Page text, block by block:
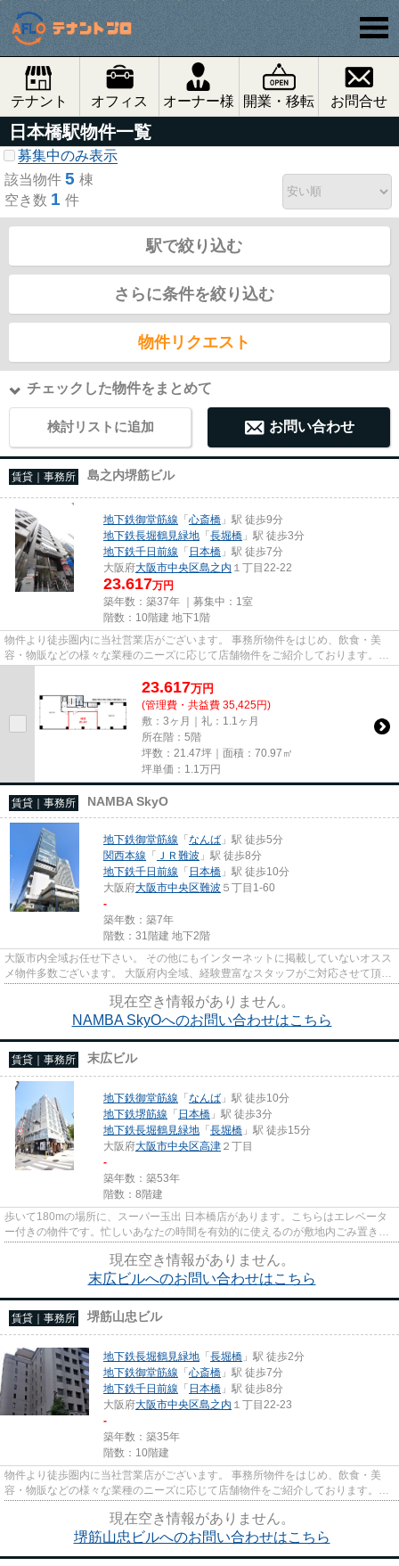
テナント オフィス オーナー様 開業・移転 お問合せ
日本橋駅物件一覧
募集中のみ表示
該当物件 5 棟
空き数 1 件
駅で絞り込む
さらに条件を絞り込む
物件リクエスト
チェックした物件をまとめて
検討リストに追加 お問い合わせ
賃貸｜事務所 島之内堺筋ビル
地下鉄御堂筋線 「心斎橋 」駅 徒歩9分
地下鉄長堀鶴見緑地 「長堀橋 」駅 徒歩3分
地下鉄千日前線 「 日本橋 」駅 徒歩7分
大阪府大阪市中央区島之内 １丁目22-22
23.617万円
築年数：築37年 ｜募集中： 1室
階数：10階建 地下1階
物件より徒歩圏内に当社営業店がございます。 事務所物件をはじめ、飲食・美
容・物販などの様々な業種のニーズに応じて店舗物件をご紹介しております。
尚、弊社ではおとり広告は一切...
23.617万円
(管理費・共益費 35,425円)
敷：3ヶ月｜礼：1.1ヶ月
所在階：5階
坪数：21.47坪｜面積：70.97㎡
坪単価： 1.1 万円
賃貸｜事務所 NAMBA SkyO
地下鉄御堂筋線 「なんば 」駅 徒歩5分
関西本線 「 ＪＲ難波 」駅 徒歩8分
地下鉄千日前線 「 日本橋 」駅 徒歩10分
大阪府大阪市中央区難波 ５丁目1-60
-
築年数：築7年
階数：31階建 地下2階
大阪市内全域お任せ下さい。 その他にもインターネットに掲載していないオスス
メ物件多数ございます。 大阪府内全域、経験豊富なスタッフがご対応させて頂き
ます。 尚、弊社ではおとり...
現在空き情報がありません。
NAMBA SkyOへのお問い合わせはこちら
賃貸｜事務所 末広ビル
地下鉄御堂筋線 「なんば 」駅 徒歩10分
地下鉄堺筋線 「 日本橋 」駅 徒歩3分
地下鉄長堀鶴見緑地 「長堀橋 」駅 徒歩15分
大阪府大阪市中央区高津 ２丁目
-
築年数：築53年
階数：8階建
歩いて180mの場所に、スーパー玉出 日本橋店があります。こちらはエレベータ
ー付きの物件です。忙しいあなたの時間を有効的に使えるのが敷地内ごみ置き場
です。
現在空き情報がありません。
末広ビルへのお問い合わせはこちら
賃貸｜事務所 堺筋山忠ビル
地下鉄長堀鶴見緑地 「長堀橋 」駅 徒歩2分
地下鉄御堂筋線 「心斎橋 」駅 徒歩7分
地下鉄千日前線 「 日本橋 」駅 徒歩8分
大阪府大阪市中央区島之内 １丁目22-23
-
築年数：築35年
階数：10階建
物件より徒歩圏内に当社営業店がございます。 事務所物件をはじめ、飲食・美
容・物販などの様々な業種のニーズに応じて店舗物件をご紹介しております。
尚、弊社ではおとり広告は一切...
現在空き情報がありません。
堺筋山忠ビルへのお問い合わせはこちら